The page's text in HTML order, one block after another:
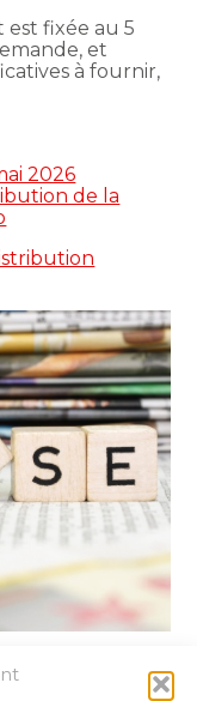
fixée au 5
et
à fournir,
2026
de la